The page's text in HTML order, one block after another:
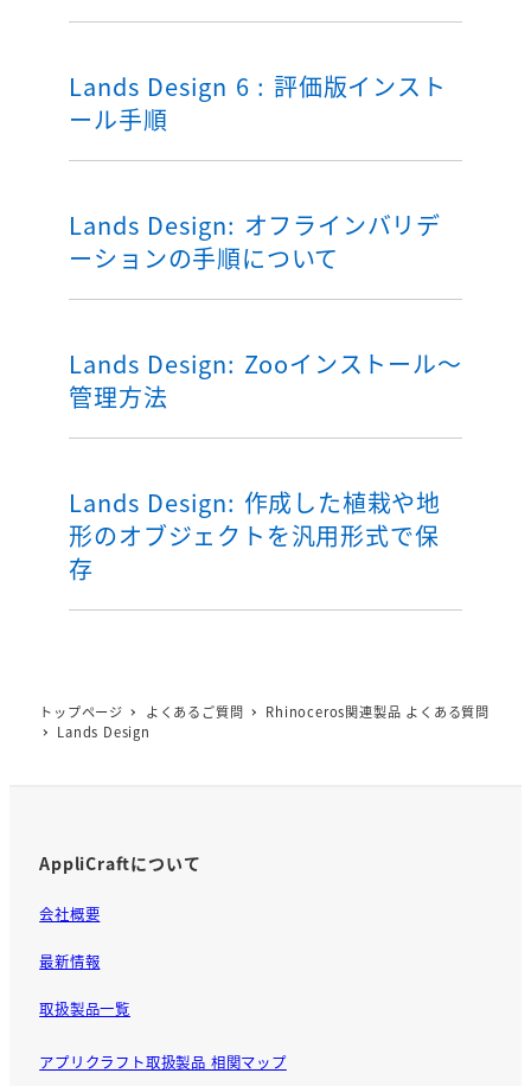
Lands Design 6 : 評価版インスト
ール手順
Lands Design: オフラインバリデ
ーションの手順について
Lands Design: Zooインストール～
管理方法
Lands Design: 作成した植栽や地
形のオブジェクトを汎用形式で保
存
トップページ よくあるご質問
Rhinoceros関連製品 よくある質問
Lands Design
AppliCraftについて
会社概要
最新情報
取扱製品一覧
アプリクラフト取扱製品 相関マップ